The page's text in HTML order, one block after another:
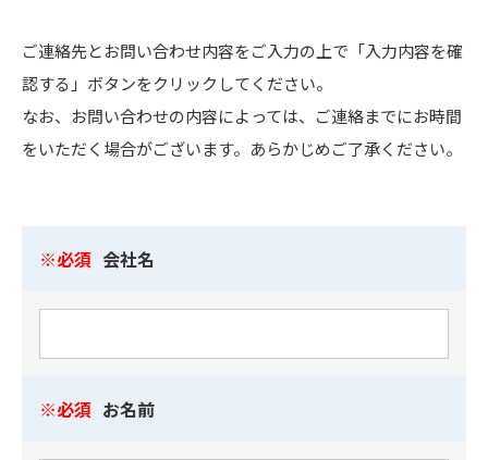
ご連絡先とお問い合わせ内容をご入力の上で「入力内容を確
認する」ボタンをクリックしてください。
なお、お問い合わせの内容によっては、ご連絡までにお時間
をいただく場合がございます。あらかじめご了承ください。
必須 会社名
必須 お名前